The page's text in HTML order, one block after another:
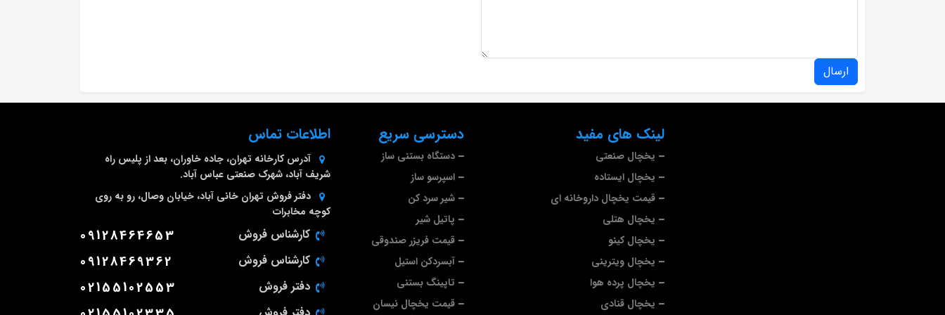
ارسال
لینک های مفید
یخچال صنعتی
یخچال ایستاده
قیمت یخچال داروخانه ای
یخچال هتلی
یخچال کینو
یخچال ویترینی
یخچال پرده هوا
یخچال قنادی
دسترسی سریع
دستگاه بستنی ساز
اسپرسو ساز
شیر سرد کن
پاتیل شیر
قیمت فریزر صندوقی
آبسردکن استیل
تاپینگ بستنی
قیمت یخچال نیسان
اطلاعات تماس
آدرس کارخانه تهران، جاده خاوران، بعد از پلیس راه
شریف آباد، شهرک صنعتی عباس آباد.
دفتر فروش تهران خانی آباد، خیابان وصال، رو به روی
کوچه مخابرات
کارشناس فروش 09128464653
کارشناس فروش 09128469362
دفتر فروش 02155102553